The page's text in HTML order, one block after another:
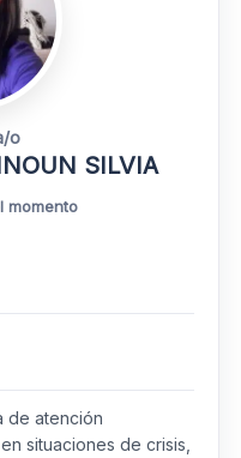
o
SILVIA
momento
de atención
situaciones de crisis,